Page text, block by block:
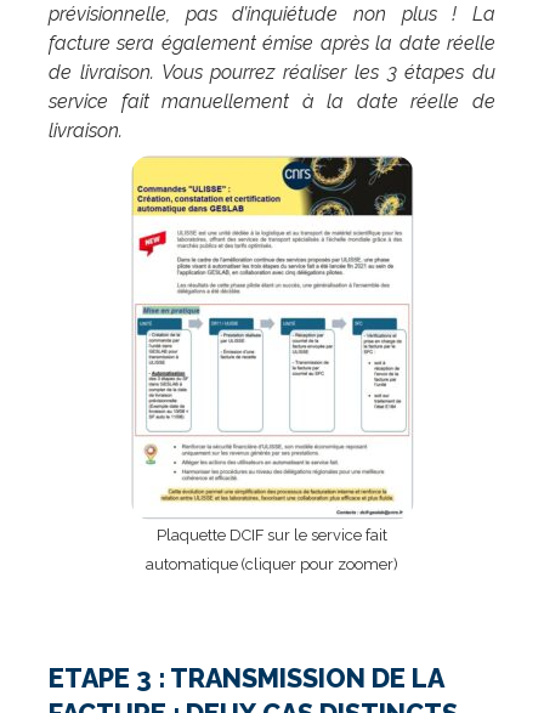
prévisionnelle, pas d’inquiétude non plus ! La
facture sera également émise après la date réelle
de livraison. Vous pourrez réaliser les 3 étapes du
service fait manuellement à la date réelle de
livraison.
Plaquette DCIF sur le service fait
automatique (cliquer pour zoomer)
ETAPE 3 : TRANSMISSION DE LA